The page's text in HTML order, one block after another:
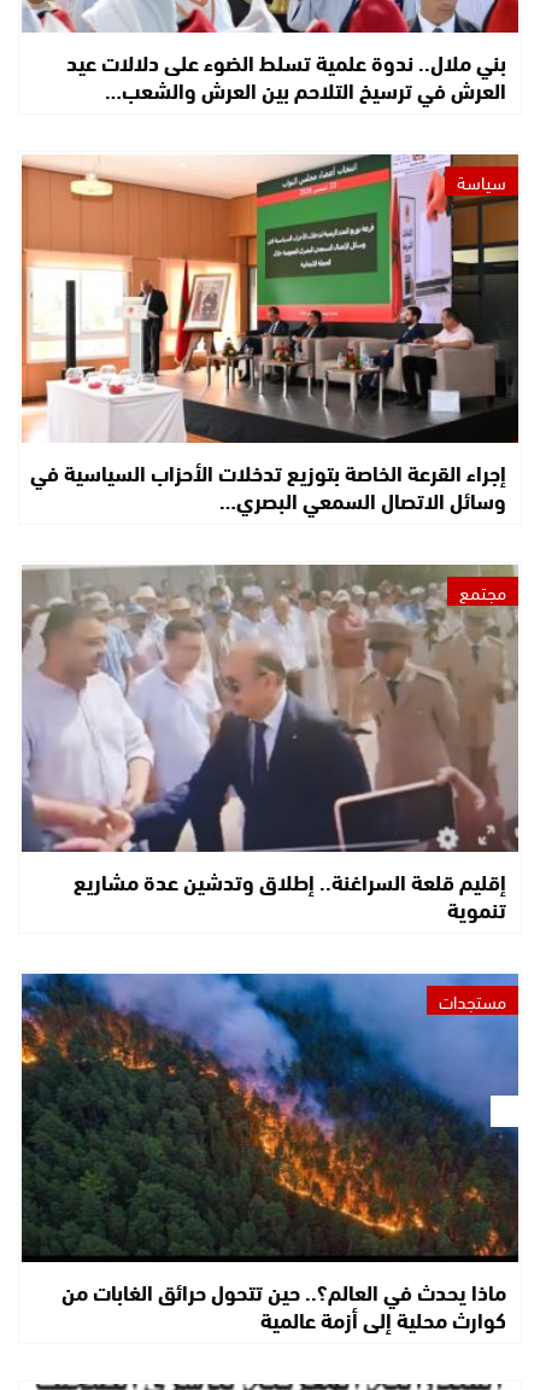
بني ملال.. ندوة علمية تسلط الضوء على دلالات عيد
العرش في ترسيخ التلاحم بين العرش والشعب…
سياسة
إجراء القرعة الخاصة بتوزيع تدخلات الأحزاب السياسية في
وسائل الاتصال السمعي البصري…
مجتمع
إقليم قلعة السراغنة.. إطلاق وتدشين عدة مشاريع
تنموية
مستجدات
ماذا يحدث في العالم؟.. حين تتحول حرائق الغابات من
كوارث محلية إلى أزمة عالمية